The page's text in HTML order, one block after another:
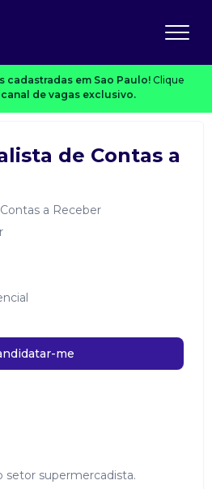
cadastradas em Sao Paulo! Clique
de vagas exclusivo.
de Contas a
a Receber
me
supermercadista.